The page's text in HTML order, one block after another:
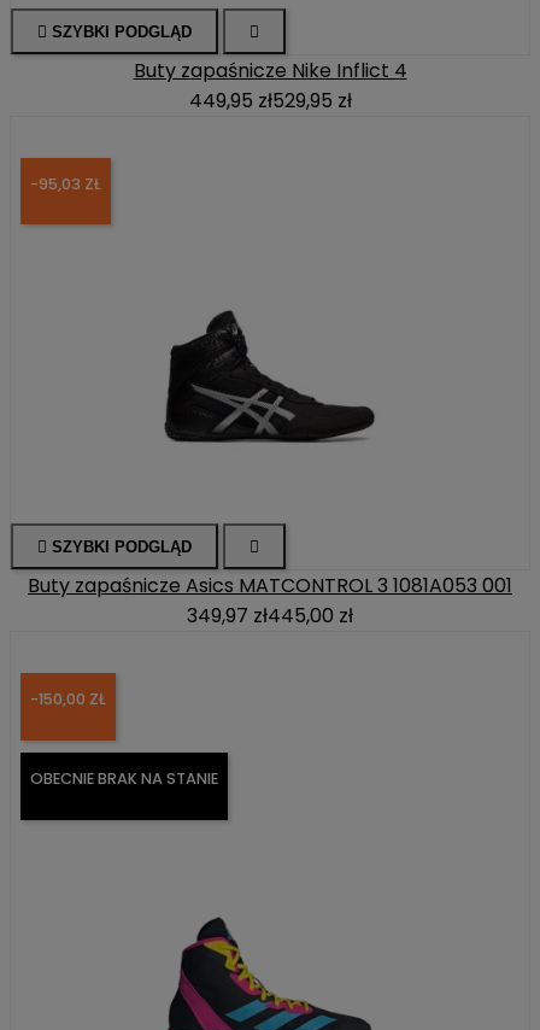
 SZYBKI PODGLĄD 
Buty zapaśnicze Nike Inflict 4
449,95 zł529,95 zł
-95,03 ZŁ
 SZYBKI PODGLĄD 
Buty zapaśnicze Asics MATCONTROL 3 1081A053 001
349,97 zł445,00 zł
-150,00 ZŁ
OBECNIE BRAK NA STANIE